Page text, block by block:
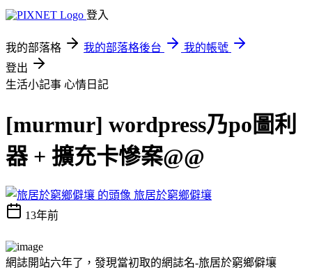
登入
我的部落格 我的部落格後台
我的帳號
登出
生活小記事 心情日記
[murmur] wordpress乃po圖利
器 + 擴充卡慘案@@
旅居於窮鄉僻壤
13年前
網誌開站六年了，發現當初取的網誌名-旅居於窮鄉僻壤